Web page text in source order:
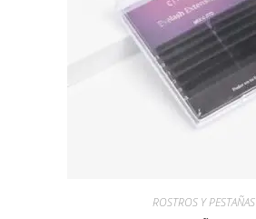
ROSTROS Y PESTAÑAS